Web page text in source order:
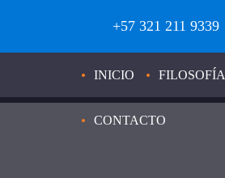
+57 321 211 9339
INICIO FILOSOFÍA
CONTACTO